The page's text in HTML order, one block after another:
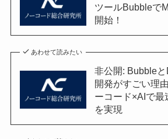
ツールBubbleで
開始！
あわせて読みたい
非公開: Bubble
開発がすごい理
ーコード×AIで最
を実現